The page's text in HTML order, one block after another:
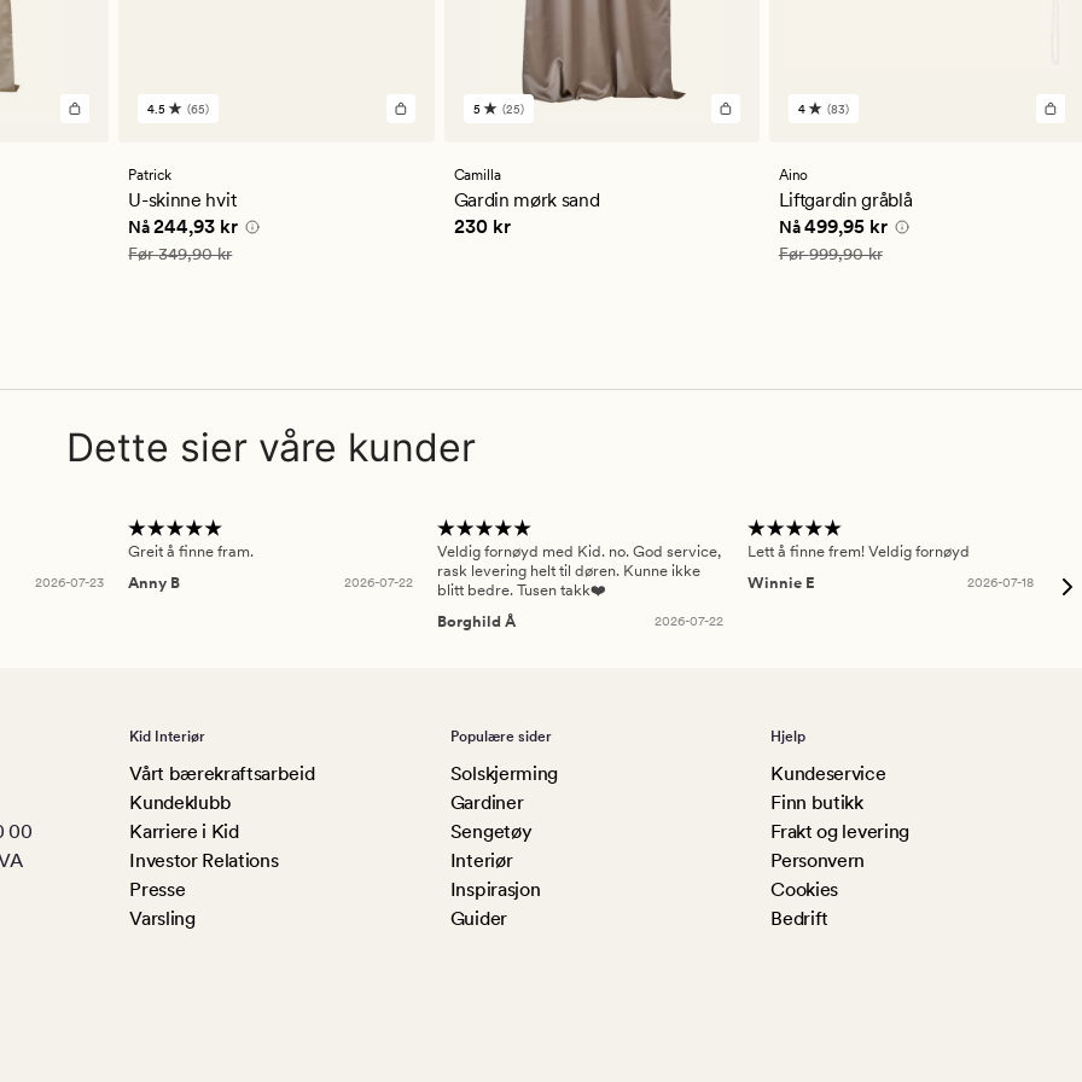
65
en
gjennomsnittlig
vurdering
på
4.5
4.5 (65)
Patrick
U-skinne hvit
Nåværende pris
Nå 244,93 kr
Vanlig pris 349,90 kr
Før349,90 kr
25
en
gjennomsnittlig
vurdering
på
5 (25)
Camilla
Gardin mørk sand
Pris 230 kr
230 kr
83
en
gjennomsnittlig
vurdering
på
4
4 (83)
Aino
Liftgardin gråblå
Nåværende pris
Nå 499,95 kr
Vanlig pris 999,90 kr
Før999,90 kr
Dette sier våre kunder
2026-07-23
Greit å finne fram.
Anny B
2026-07-22
Veldig fornøyd med Kid. no. God service,
rask levering helt til døren. Kunne ikke
blitt bedre. Tusen takk❤️
Borghild Å
2026-07-22
Lett å finne frem! Veldig fornøyd
Winnie E
2026-07-18
00
Kid Interiør
Vårt bærekraftsarbeid
Kundeklubb
Karriere i Kid
Investor Relations
Presse
Varsling
Populære sider
Solskjerming
Gardiner
Sengetøy
Interiør
Inspirasjon
Guider
Hjelp
Kundeservice
Finn butikk
Frakt og levering
Personvern
Cookies
Bedrift